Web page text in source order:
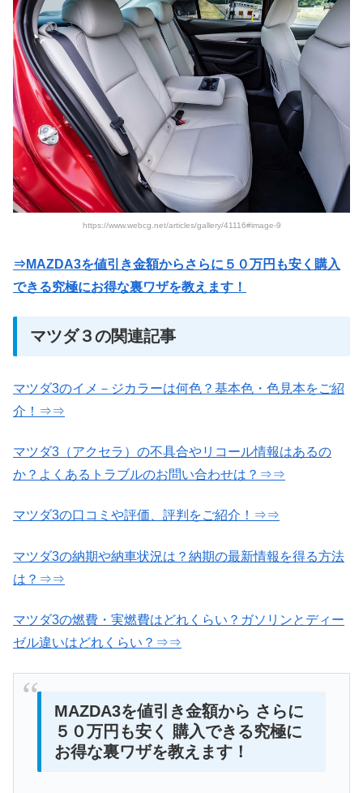
https://www.webcg.net/articles/gallery/41116#image-9
⇒MAZDA3を値引き金額からさらに５０万円も安く購入
できる究極にお得な裏ワザを教えます！
マツダ３の関連記事
マツダ3のイメ－ジカラーは何色？基本色・色見本をご紹
介！⇒⇒
マツダ3（アクセラ）の不具合やリコール情報はあるの
か？よくあるトラブルのお問い合わせは？⇒⇒
マツダ3の口コミや評価、評判をご紹介！⇒⇒
マツダ3の納期や納車状況は？納期の最新情報を得る方法
は？⇒⇒
マツダ3の燃費・実燃費はどれくらい？ガソリンとディー
ゼル違いはどれくらい？⇒⇒
MAZDA3を値引き金額から さらに
５０万円も安く 購入できる究極に
お得な裏ワザを教えます！